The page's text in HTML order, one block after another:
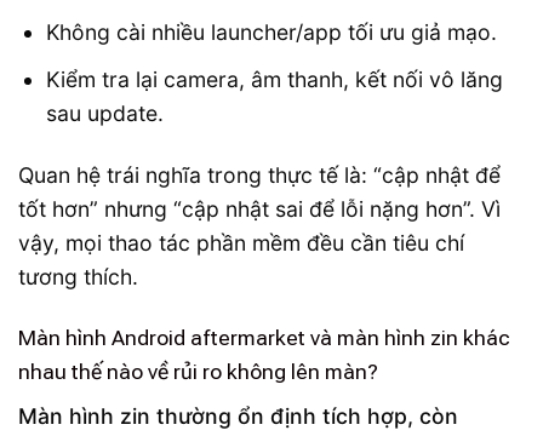
Không cài nhiều launcher/app tối ưu giả mạo.
Kiểm tra lại camera, âm thanh, kết nối vô lăng
sau update.
Quan hệ trái nghĩa trong thực tế là: “cập nhật để
tốt hơn” nhưng “cập nhật sai để lỗi nặng hơn”. Vì
vậy, mọi thao tác phần mềm đều cần tiêu chí
tương thích.
Màn hình Android aftermarket và màn hình zin khác
nhau thế nào về rủi ro không lên màn?
Màn hình zin thường ổn định tích hợp, còn